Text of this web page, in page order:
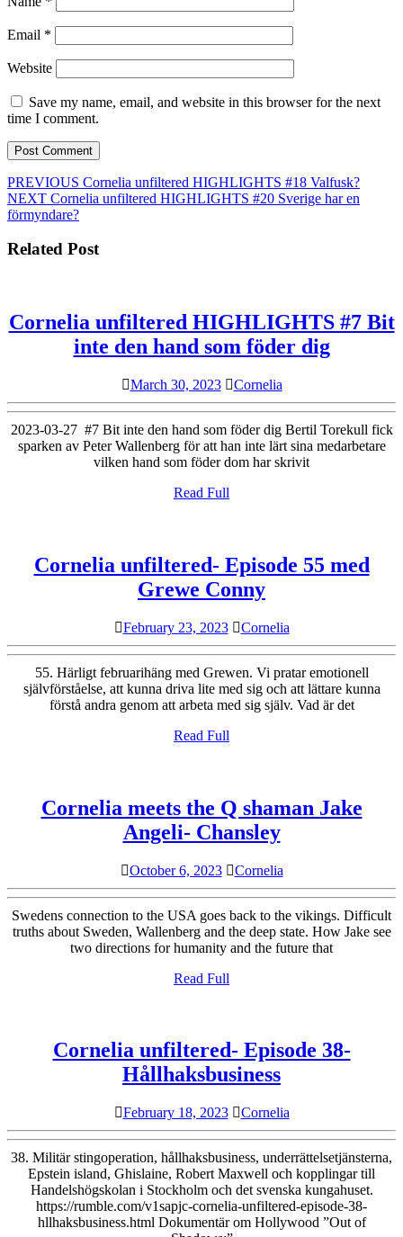
Email *
Website
Save my name, email, and website in this browser for the next
time I comment.
Post
navigation
PREVIOUS Previous
post:
Cornelia unfiltered HIGHLIGHTS #18 Valfusk?
NEXT Next
post:
Cornelia unfiltered HIGHLIGHTS #20 Sverige har en
förmyndare?
Related Post
Cornelia unfiltered HIGHLIGHTS #7 Bit
inte den hand som föder dig
#7
Bit
föder
March 30, 2023March
30,
2023
CorneliaCornelia
2023-03-27 #7 Bit inte den hand som föder dig Bertil Torekull fick
sparken av Peter Wallenberg för att han inte lärt sina medarbetare
vilken hand som föder dom har skrivit
Read Full
Cornelia unfiltered- Episode 55 med
Grewe ConnyCornelia
Episode
55
med
Grewe
February 23, 2023February
23,
2023
CorneliaCornelia
55. Härligt februarihäng med Grewen. Vi pratar emotionell
självförståelse, att kunna driva lite med sig och att lättare kunna
förstå andra genom att arbeta med sig själv. Vad är det
Read Full
Cornelia meets the Q shaman Jake
Angeli- ChansleyCornelia
the
Q
shaman
Jake
October 6, 2023October
6,
2023
CorneliaCornelia
Swedens connection to the USA goes back to the vikings. Difficult
truths about Sweden, Wallenberg and the deep state. How Jake see
two directions for humanity and the future that
Read Full
Cornelia unfiltered- Episode 38-
HållhaksbusinessCornelia
Episode
38-
February 18, 2023February
18,
2023
CorneliaCornelia
38. Militär stingoperation, hållhaksbusiness, underrättelsetjänsterna,
Epstein island, Ghislaine, Robert Maxwell och kopplingar till
Handelshögskolan i Stockholm och det svenska kungahuset.
https://rumble.com/v1sapjc-cornelia-unfiltered-episode-38-
hllhaksbusiness.html Dokumentär om Hollywood ”Out of